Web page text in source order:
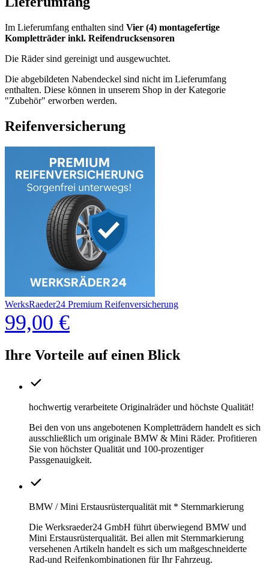
Im Lieferumfang enthalten sind Vier (4) montagefertige
Kompletträder inkl. Reifendrucksensoren
Die Räder sind gereinigt und ausgewuchtet.
Die abgebildeten Nabendeckel sind nicht im Lieferumfang
enthalten. Diese können in unserem Shop in der Kategorie
"Zubehör" erworben werden.
Reifenversicherung
WerksRaeder24 Premium Reifenversicherung
99,00 €
Ihre Vorteile auf einen Blick
hochwertig verarbeitete Originalräder und höchste Qualität!
Bei den von uns angebotenen Kompletträdern handelt es sich
ausschließlich um originale BMW & Mini Räder. Profitieren
Sie von höchster Qualität und 100-prozentiger
Passgenauigkeit.
BMW / Mini Erstausrüsterqualität mit * Sternmarkierung
Die Werksraeder24 GmbH führt überwiegend BMW und
Mini Erstausrüsterqualität. Bei allen mit Sternmarkierung
versehenen Artikeln handelt es sich um maßgeschneiderte
Rad-und Reifenkombinationen für Ihr Fahrzeug.